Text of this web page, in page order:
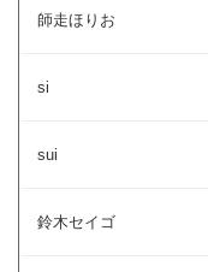
師走ほりお
si
sui
鈴木セイゴ